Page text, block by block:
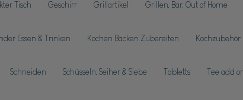
Tisch Geschirr Grillartikel Grillen, Bar, Out of Home
Essen & Trinken Kochen Backen Zubereiten Kochzubehör
Schneiden Schüsseln, Seiher & Siebe Tabletts Tee add